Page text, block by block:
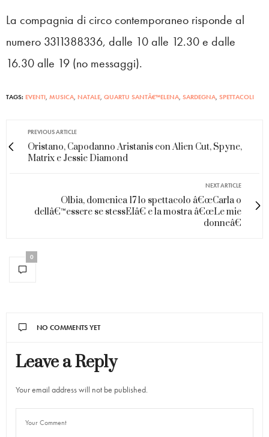
La compagnia di circo contemporaneo risponde al
numero 3311388336, dalle 10 alle 12.30 e dalle
16.30 alle 19 (no messaggi).
TAGS: EVENTI MUSICA NATALE QUARTU SANTÂ€™ELENA SARDEGNA SPETTACOLI
PREVIOUS ARTICLE
Oristano, Capodanno Aristanis con Alien Cut, Spyne,
Matrix e Jessie Diamond
NEXT ARTICLE
Olbia, domenica 17 lo spettacolo â€œCarla o
dellâ€™essere se stessEIâ€ e la mostra â€œLe mie
donneâ€
0
NO COMMENTS YET
Leave a Reply
Your email address will not be published.